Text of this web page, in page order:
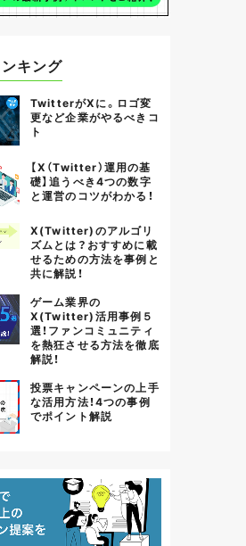
キング
TwitterがXに。ロゴ変
更など企業がやるべきコ
ト
【X（Twitter）運用の基
礎】追うべき4つの数字
と運営のコツがわかる！
X(Twitter)のアルゴリ
ズムとは？おすすめに載
せるための方法を事例と
共に解説！
ゲーム業界の
X(Twitter)活用事例５
選！ファンコミュニティ
を熱狂させる方法を徹底
解説！
投票キャンペーンの上手
な活用方法！4つの事例
でポイント解説